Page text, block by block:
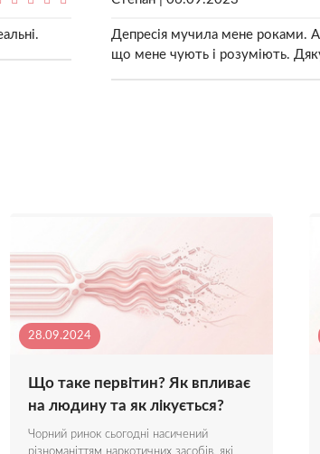
Депресія мучила мене роками.
що мене чують і розуміють.
28.09.2024
Що таке первітин? Як впливає
на людину та як лікується?
Чорний ринок сьогодні насичений